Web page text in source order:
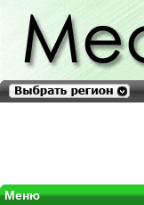
Меню